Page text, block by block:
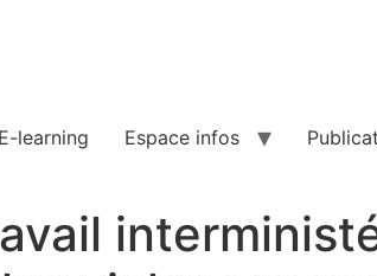
E-learning Espace infos